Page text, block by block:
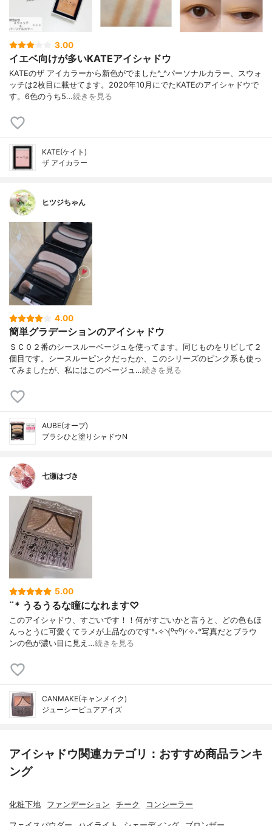
3.00
イエベ向けが多いKATEアイシャドウ
KATEのザ アイカラーから新色がでました^_^パーソナルカラー、スウォ
ッチは2枚目に載せてます。2020年10月にでたKATEのアイシャドウで
す。6色のうち5…続きを見る
KATE(ケイト)
ザ アイカラー
ヒツジちゃん
4.00
簡単グラデーションのアイシャドウ
ＳＣ０２番のシースルーベージュを使ってます。同じものをリピして２
個目です。シースルーピンクだったか、このシリーズのピンク系も使っ
てみましたが、私にはこのベージュ…続きを見る
AUBE(オーブ)
ブラシひと塗りシャドウN
七瀬はづき
5.00
¨* うるうるな瞳になれます♡
このアイシャドウ、すごいです！！何がすごいかと言うと、どの色もほ
んっとうに可愛くてラメが上品なのです°˖✧◝(⁰▿⁰)◜✧˖°写真だとブラウ
ンの色が濃い目に見え…続きを見る
CANMAKE(キャンメイク)
ジューシーピュアアイズ
アイシャドウ関連カテゴリ：おすすめ商品ランキ
ング
化粧下地 ファンデーション チーク コンシーラー